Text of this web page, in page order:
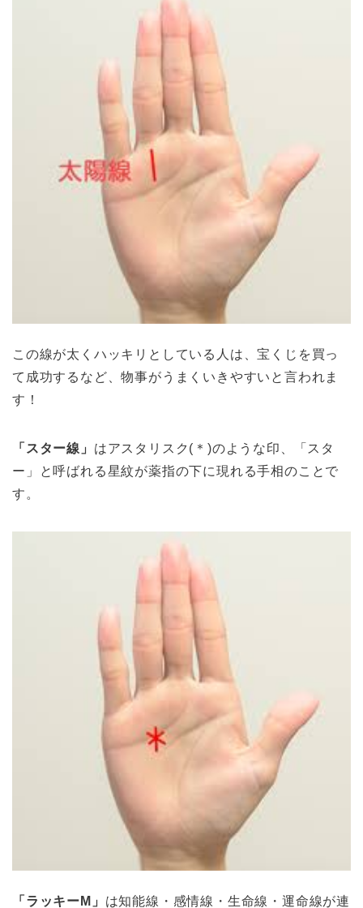
この線が太くハッキリとしている人は、宝くじを買っ
て成功するなど、物事がうまくいきやすいと言われま
す！
「スター線」 はアスタリスク(＊)のような印、「スタ
ー」と呼ばれる星紋が薬指の下に現れる手相のことで
す。
「ラッキーM」 は知能線・感情線・生命線・運命線が連